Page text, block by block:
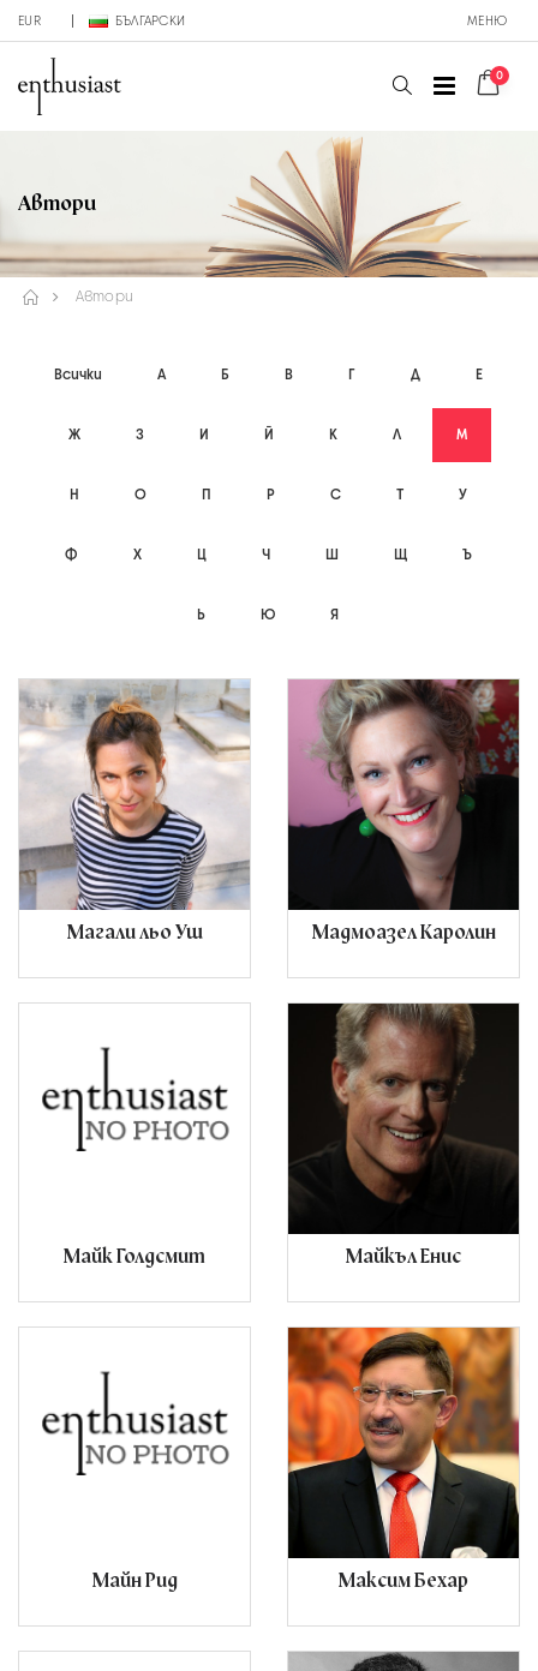
EUR БЪЛГАРСКИ МЕНЮ
0
Автори
Автори
Всички А Б В Г Д Е
Ж З И Й К Л М
Н О П Р С Т У
Ф Х Ц Ч Ш Щ Ъ
Ь Ю Я
Магали льо Уш Мадмоазел Каролин
Майк Голдсмит Майкъл Енис
Майн Рид Максим Бехар